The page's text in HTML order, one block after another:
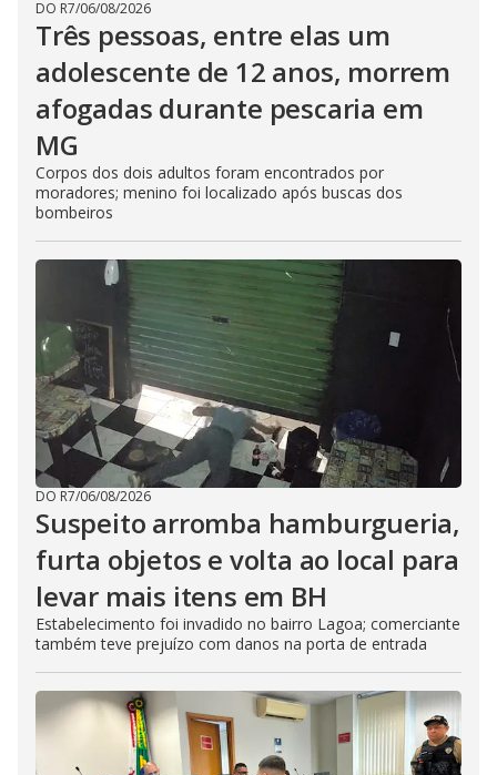
DO R7/06/08/2026
Três pessoas, entre elas um
adolescente de 12 anos, morrem
afogadas durante pescaria em
MG
Corpos dos dois adultos foram encontrados por
moradores; menino foi localizado após buscas dos
bombeiros
DO R7/06/08/2026
Suspeito arromba hamburgueria,
furta objetos e volta ao local para
levar mais itens em BH
Estabelecimento foi invadido no bairro Lagoa; comerciante
também teve prejuízo com danos na porta de entrada